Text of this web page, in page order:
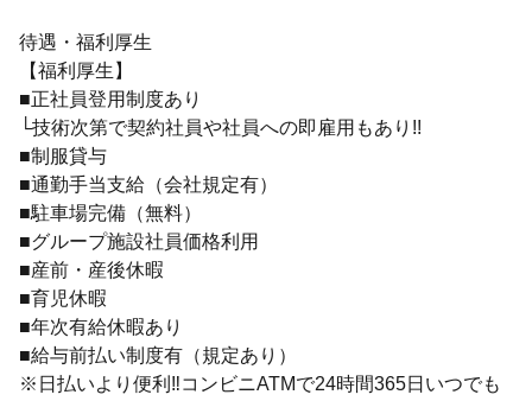
待遇・福利厚生
【福利厚生】
■正社員登用制度あり
└技術次第で契約社員や社員への即雇用もあり!!
■制服貸与
■通勤手当支給（会社規定有）
■駐車場完備（無料）
■グループ施設社員価格利用
■産前・産後休暇
■育児休暇
■年次有給休暇あり
■給与前払い制度有（規定あり）
※日払いより便利‼コンビニATMで24時間365日いつでも